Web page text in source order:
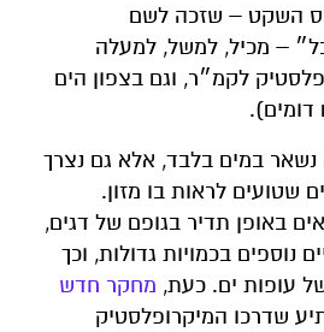
השקט – שזכה לשם
– מכיל, למשל, למעלה
לקמ״ר, וגם בצפון הים
דומים).
במים בלבד, אלא גם נצרך
שטועים לראות בו מזון.
באופן תדיר בגופם של דגים,
נוספים בכמויות גדולות, וכך
עופות ים. כעת, מחקר חדש
שדרכו המיקרופלסטיק